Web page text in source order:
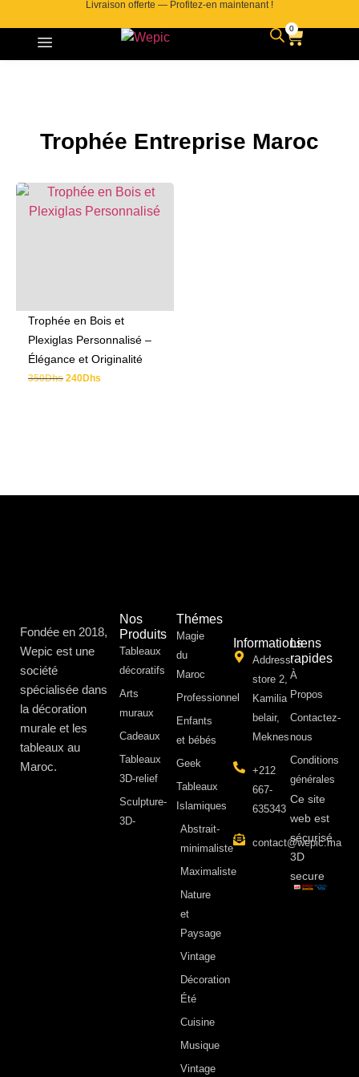
Livraison offerte — Profitez-en maintenant !
0
Trophée Entreprise Maroc
Trophée en Bois et
Plexiglas Personnalisé –
Élégance et Originalité
350Dhs 240Dhs
Fondée en 2018,
Wepic est une
société
spécialisée dans
la décoration
murale et les
tableaux au
Maroc.
Nos
Produits
Tableaux
décoratifs
Arts
muraux
Cadeaux
Tableaux
3D-relief
Sculpture-
3D-
Thémes
Magie
du
Maroc
Professionnel
Enfants
et bébés
Geek
Tableaux
Islamiques
Abstrait-
minimaliste
Maximaliste
Nature
et
Paysage
Vintage
Décoration
Été
Cuisine
Musique
Vintage
Informations
Address:
store 2,
Kamilia
belair,
Meknes
+212
667-
635343
contact@wepic.ma
Liens
rapides
À
Propos ​
Contactez-
nous
Conditions
générales
Ce site
web est
sécurisé
3D
secure